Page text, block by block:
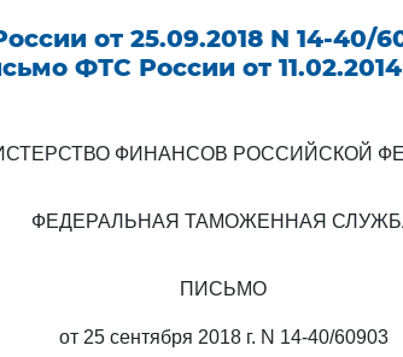
от 25.09.2018 N 14-40/
ФТС России от
ФИНАНСОВ РОССИЙСКОЙ
ФЕДЕРАЛЬНАЯ ТАМОЖЕННАЯ
ПИСЬМО
от 25 сентября 2018 г. N 14-40/60903